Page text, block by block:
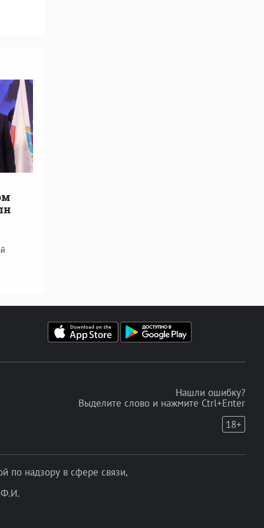
Нашли ошибку?
Выделите слово и нажмите Ctrl+Enter
18+
по надзору в сфере связи,
Ф.И.